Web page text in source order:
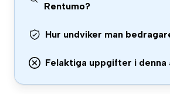
Rentumo?
Hur undviker man
Felaktiga uppgifter i denna